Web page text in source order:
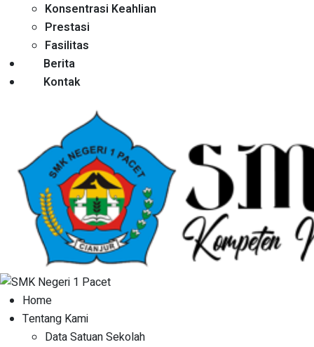
Konsentrasi Keahlian
Prestasi
Fasilitas
Berita
Kontak
Home
Tentang Kami
Data Satuan Sekolah